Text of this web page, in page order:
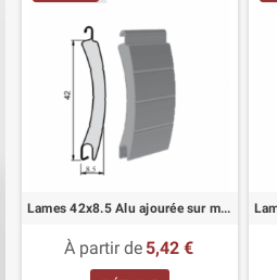
Lames 42x8.5 Alu ajourée sur mesure pour volet roulant
À partir de 5,42 €